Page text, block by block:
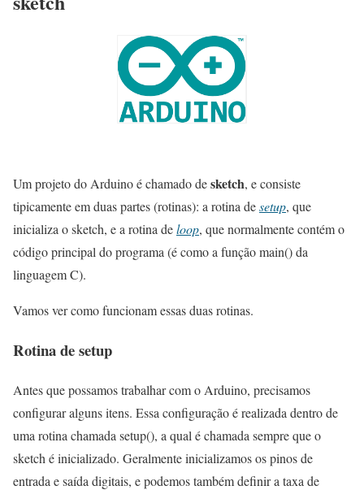
Um projeto do Arduino é chamado desketch, e consiste
tipicamente em duas partes (rotinas): a rotina desetup, que
inicializa o sketch, e a rotina deloop, que normalmente contém o
código principal do programa (é como a função main() da
linguagem C).
Vamos ver como funcionam essas duas rotinas.
Rotina de setup
Antes que possamos trabalhar com o Arduino, precisamos
configurar alguns itens. Essa configuração é realizada dentro de
uma rotina chamada setup(), a qual é chamada sempre que o
sketch é inicializado. Geralmente inicializamos os pinos de
entrada e saída digitais, e podemos também definir a taxa de